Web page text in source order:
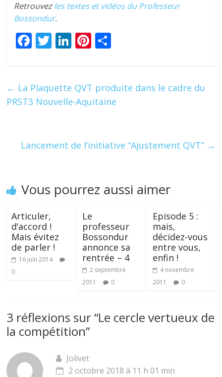
Retrouvezles textes et vidéos du Professeur
Bossondur.
F
b
o
T
er
Li
e
dI
Pi
e
st
g
er
← La Plaquette QVT produite dans le cadre du
PRST3 Nouvelle-Aquitaine
Lancement de l’initiative “Ajustement QVT” →
Vous pourrez aussi aimer
Articuler,
d’accord !
Mais évitez
de parler !
16 juin 2014
0
Le
professeur
Bossondur
annonce sa
rentrée – 4
2 septembre
2011
0
Episode 5 :
mais,
décidez-vous
entre vous,
enfin !
4 novembre
2011
0
3 réflexions sur “Le cercle vertueux de
la compétition”
Jolivet
2 octobre 2018 à 11 h 01 min